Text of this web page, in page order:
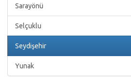
Sarayönü
Selçuklu
Seydişehir
Yunak